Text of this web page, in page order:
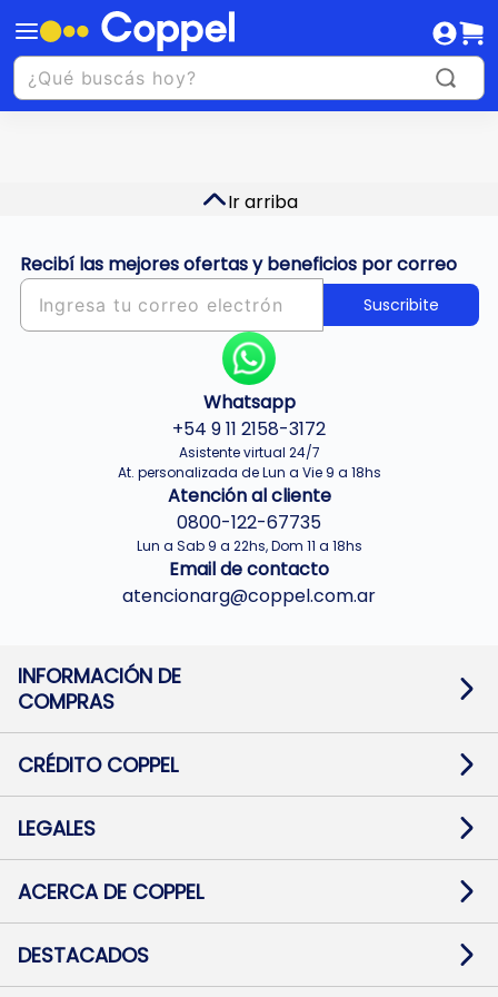
Ir arriba
Recibí las mejores ofertas y beneficios por correo
Suscribite
Whatsapp
+54 9 11 2158-3172
Asistente virtual 24/7
At. personalizada de Lun a Vie 9 a 18hs
Atención al cliente
0800-122-67735
Lun a Sab 9 a 22hs, Dom 11 a 18hs
Email de contacto
atencionarg@coppel.com.ar
INFORMACIÓN DE
COMPRAS
Términos y condiciones
Botón de arrepentimiento
Mapa de sitio
CRÉDITO COPPEL
Solicitar Crédito
Medios de Pago
Pago Fácil Online
LEGALES
Baja contratos
Defensa al consumidor CABA
ACERCA DE COPPEL
Trabajá con Nosotros
Preguntas Frecuentes
DESTACADOS